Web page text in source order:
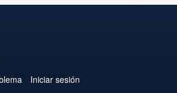
Iniciar sesión